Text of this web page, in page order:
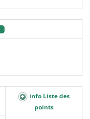
info Liste des
points